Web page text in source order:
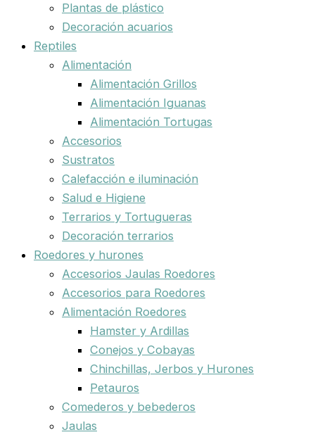
Plantas de plástico
Decoración acuarios
Reptiles
Alimentación
Alimentación Grillos
Alimentación Iguanas
Alimentación Tortugas
Accesorios
Sustratos
Calefacción e iluminación
Salud e Higiene
Terrarios y Tortugueras
Decoración terrarios
Roedores y hurones
Accesorios Jaulas Roedores
Accesorios para Roedores
Alimentación Roedores
Hamster y Ardillas
Conejos y Cobayas
Chinchillas, Jerbos y Hurones
Petauros
Comederos y bebederos
Jaulas